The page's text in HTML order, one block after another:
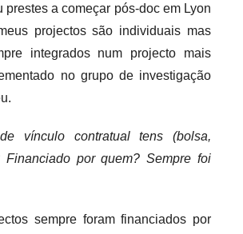
prestes a começar pós-doc em Lyon
projectos são individuais mas
integrados num projecto mais
no grupo de investigação
vínculo contratual tens (bolsa,
Financiado por quem? Sempre foi
sempre foram financiados por